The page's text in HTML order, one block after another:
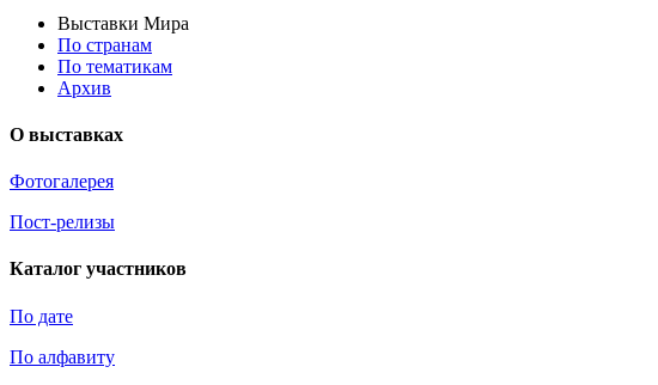
Выставки Мира
По странам
По тематикам
Архив
О выставках
Фотогалерея
Пост-релизы
Каталог участников
По дате
По алфавиту